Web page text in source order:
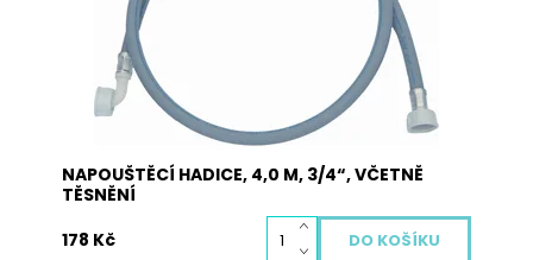
druhá strana obsahuje koncovku s kolínkem
Dostupnost:
NAPOUŠTĚCÍ HADICE, 4,0 M, 3/4“, VČETNĚ
TĚSNĚNÍ
178 Kč